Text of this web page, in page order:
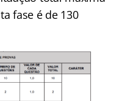
fase é de 130